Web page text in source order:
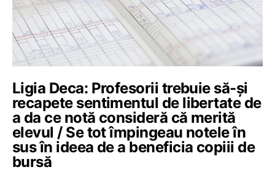
Ligia Deca: Profesorii trebuie să-și
recapete sentimentul de libertate de
a da ce notă consideră că merită
elevul / Se tot împingeau notele în
sus în ideea de a beneficia copiii de
bursă